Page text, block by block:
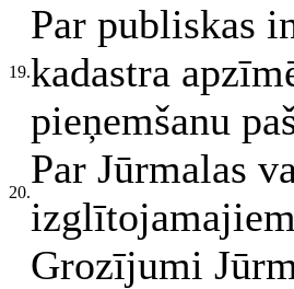
19.
Par publiskas
kadastra
pieņemšanu
20.
Par Jūrmalas
Grozījumi